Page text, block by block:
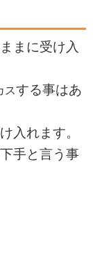
まに受け入
スする事はあ
入れます。
手と言う事